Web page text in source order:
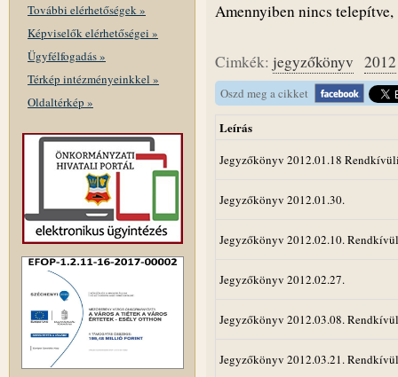
További elérhetőségek »
Képviselők elérhetőségei »
Ügyfélfogadás »
Térkép intézményeinkkel »
Oldaltérkép »
Amennyiben nincs
Cimkék: jegyzőkönyv 2012
Oszd meg a cikket
Leírás
Jegyzőkönyv 2012.01.18
Jegyzőkönyv 2012.01.30.
Jegyzőkönyv 2012.02.10.
Jegyzőkönyv 2012.02.27.
Jegyzőkönyv 2012.03.08.
Jegyzőkönyv 2012.03.21.